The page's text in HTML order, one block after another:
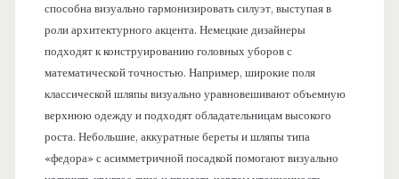
способна визуально гармонизировать силуэт, выступая в
роли архитектурного акцента. Немецкие дизайнеры
подходят к конструированию головных уборов с
математической точностью. Например, широкие поля
классической шляпы визуально уравновешивают объемную
верхнюю одежду и подходят обладательницам высокого
роста. Небольшие, аккуратные береты и шляпы типа
«федора» с асимметричной посадкой помогают визуально